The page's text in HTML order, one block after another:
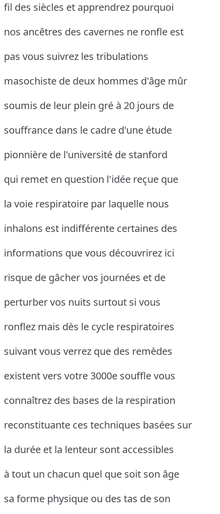
fil des siècles et apprendrez pourquoi
nos ancêtres des cavernes ne ronfle est
pas vous suivrez les tribulations
masochiste de deux hommes d'âge mûr
soumis de leur plein gré à 20 jours de
souffrance dans le cadre d'une étude
pionnière de l'université de stanford
qui remet en question l'idée reçue que
la voie respiratoire par laquelle nous
inhalons est indifférente certaines des
informations que vous découvrirez ici
risque de gâcher vos journées et de
perturber vos nuits surtout si vous
ronflez mais dès le cycle respiratoires
suivant vous verrez que des remèdes
existent vers votre 3000e souffle vous
connaîtrez des bases de la respiration
reconstituante ces techniques basées sur
la durée et la lenteur sont accessibles
à tout un chacun quel que soit son âge
sa forme physique ou des tas de son